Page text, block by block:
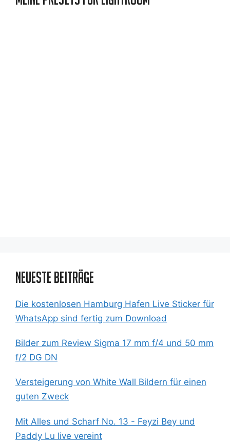
Neueste Beiträge
Die kostenlosen Hamburg Hafen Live Sticker für
WhatsApp sind fertig zum Download
Bilder zum Review Sigma 17 mm f/4 und 50 mm
f/2 DG DN
Versteigerung von White Wall Bildern für einen
guten Zweck
Mit Alles und Scharf No. 13 - Feyzi Bey und
Paddy Lu live vereint